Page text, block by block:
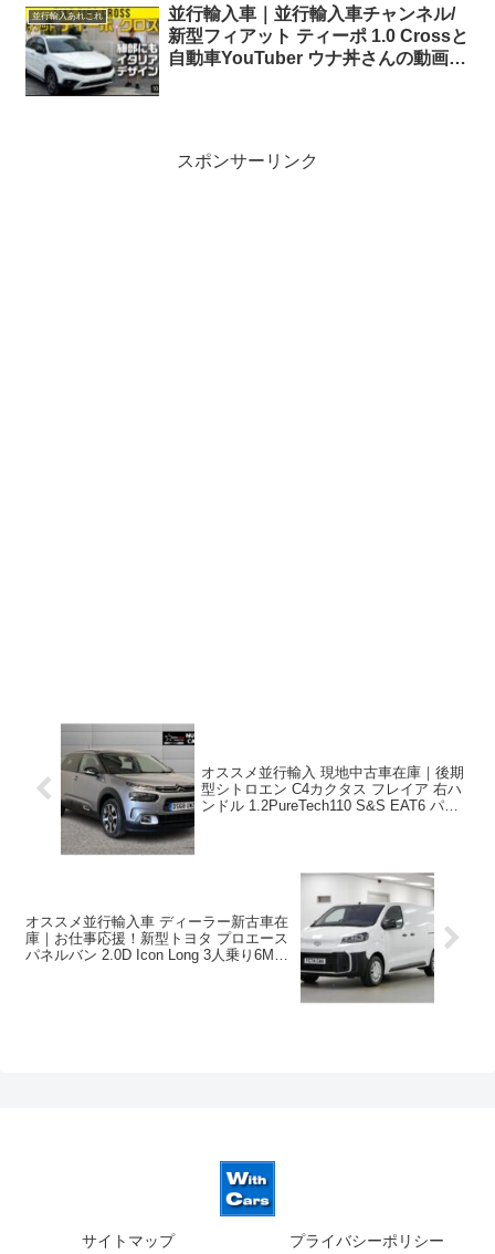
並行輸入あれこれ
並行輸入車｜並行輸入車チャンネル/
新型フィアット ティーポ 1.0 Crossと
自動車YouTuber ウナ丼さんの動画に
スポンサーリンク
オススメ並行輸入 現地中古車在庫｜後期
型シトロエン C4カクタス フレイア 右ハ
ンドル 1.2PureTech110 S&S EAT6 パノ
オススメ並行輸入車 ディーラー新古車在
庫｜お仕事応援！新型トヨタ プロエース
パネルバン 2.0D Icon Long 3人乗り6MT
サイトマップ プライバシーポリシー